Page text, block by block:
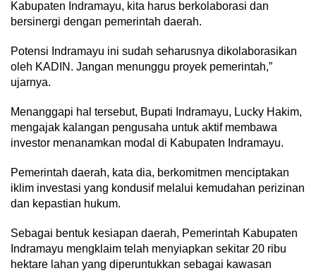
Kabupaten Indramayu, kita harus berkolaborasi dan
bersinergi dengan pemerintah daerah.
Potensi Indramayu ini sudah seharusnya dikolaborasikan
oleh KADIN. Jangan menunggu proyek pemerintah,”
ujarnya.
Menanggapi hal tersebut, Bupati Indramayu, Lucky Hakim,
mengajak kalangan pengusaha untuk aktif membawa
investor menanamkan modal di Kabupaten Indramayu.
Pemerintah daerah, kata dia, berkomitmen menciptakan
iklim investasi yang kondusif melalui kemudahan perizinan
dan kepastian hukum.
Sebagai bentuk kesiapan daerah, Pemerintah Kabupaten
Indramayu mengklaim telah menyiapkan sekitar 20 ribu
hektare lahan yang diperuntukkan sebagai kawasan